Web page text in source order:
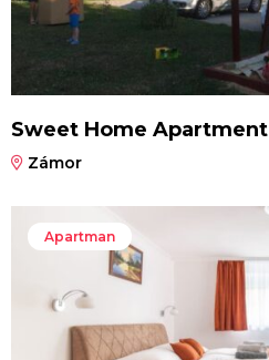
Sweet Home Apartment
Zámor
Apartman